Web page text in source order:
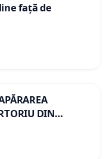
față de
DIN